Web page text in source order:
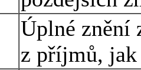
Úplné znění
z příjmů, jak